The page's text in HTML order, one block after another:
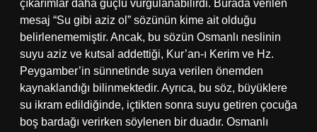
çıkarımlar daha güçlü vurgulanabilirdi. Burada verilen
mesaj “Su gibi aziz ol” sözünün kime ait olduğu
belirlenememiştir. Ancak, bu sözün Osmanlı neslinin
suyu aziz ve kutsal addettiği, Kur’an-ı Kerim ve Hz.
Peygamber’in sünnetinde suya verilen önemden
kaynaklandığı bilinmektedir. Ayrıca, bu söz, büyüklere
su ikram edildiğinde, içtikten sonra suyu getiren çocuğa
boş bardağı verirken söylenen bir duadır. Osmanlı